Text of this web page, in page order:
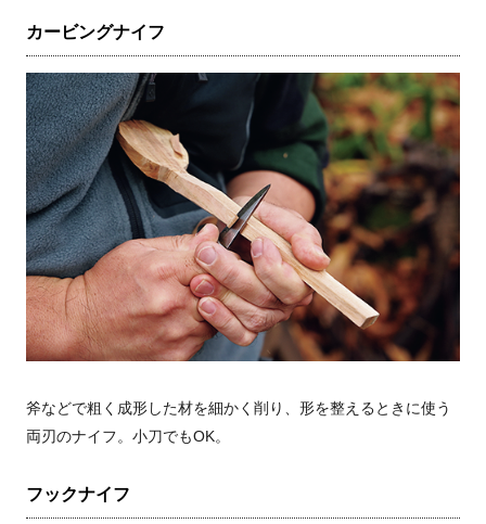
カービングナイフ
斧などで粗く成形した材を細かく削り、形を整えるときに使う
両刃のナイフ。小刀でもOK。
フックナイフ